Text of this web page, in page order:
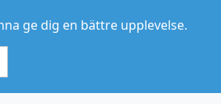
ge dig en bättre upplevelse.